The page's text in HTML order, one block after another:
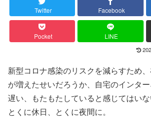
Twitter Facebook
Pocket LINE
新型コロナ感染のリスクを減らすため
が増えたせいだろうか、自宅のインタ
遅い、もたもたしていると感じてはいな
とくに休日、とくに夜間に。